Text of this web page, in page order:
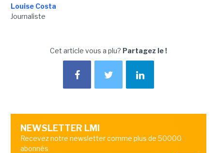
Louise Costa
Journaliste
Cet article vous a plu? Partagez le !
NEWSLETTER LMI
Recevez notre newsletter comme plus de 50000
abonnés